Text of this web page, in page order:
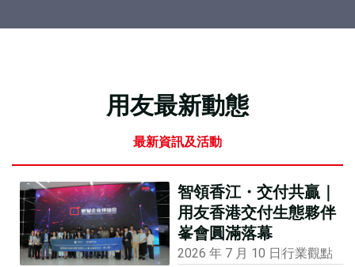
用友最新動態
最新資訊及活動
智領香江・交付共贏｜
用友香港交付生態夥伴
峯會圓滿落幕
2026 年 7 月 10 日 行業觀點